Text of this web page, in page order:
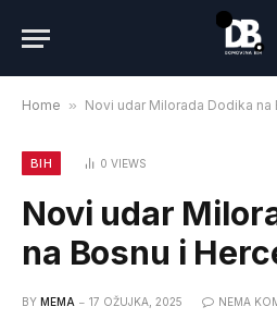
Home » Novi udar Milorada Dodika
BIH 0 VIEWS
Novi udar
na Bosnu i
BY MEMA 17 OŽUJKA, 2025 NEMA